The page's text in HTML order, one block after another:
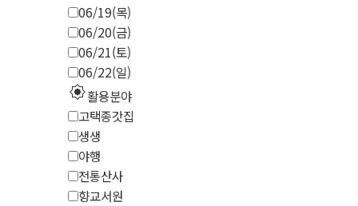
06/19(목)
06/20(금)
06/21(토)
06/22(일)
explosion활용분야
고택종갓집
생생
야행
전통산사
향교서원